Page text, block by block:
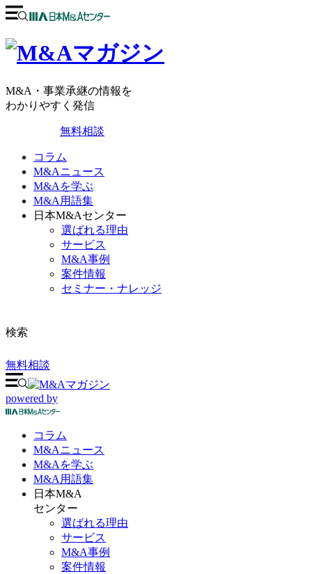
M&A・事業承継の情報を
わかりやすく発信
無料相談
コラム
M&Aニュース
M&Aを学ぶ
M&A用語集
日本M&Aセンター
選ばれる理由
サービス
M&A事例
案件情報
セミナー・ナレッジ
検索
無料相談
powered by
コラム
M&Aニュース
M&Aを学ぶ
M&A 用語集
日本M&A
センター
選ばれる理由
サービス
M&A事例
案件情報